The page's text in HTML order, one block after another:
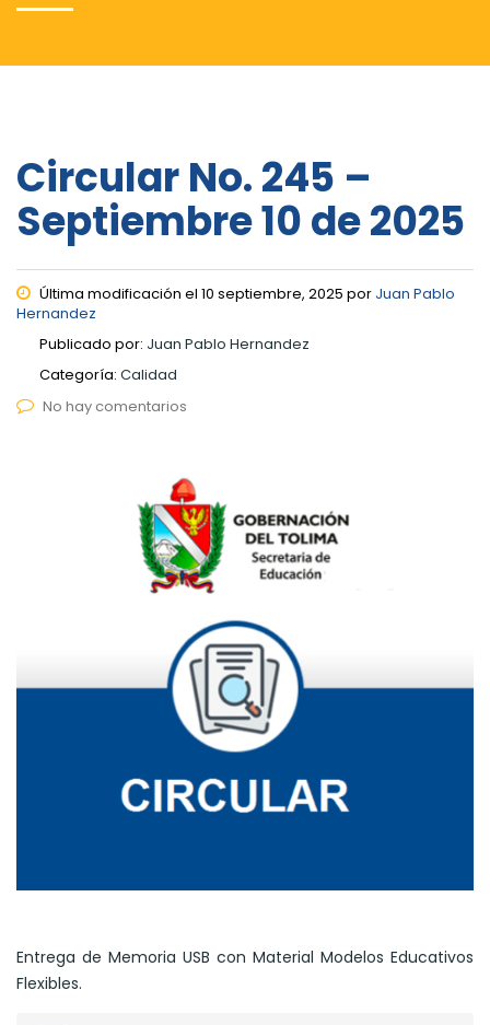
Circular No. 245 –
Septiembre 10 de 2025
Última modificación el 10 septiembre, 2025 por Juan Pablo
Hernandez
Publicado por: Juan Pablo Hernandez
Categoría: Calidad
No hay comentarios
Entrega de Memoria USB con Material Modelos Educativos
Flexibles.